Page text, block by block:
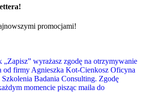
promocjami!
wyrażasz zgodę na otrzymywanie
od firmy Agnieszka Kot-Cienkosz Oficyna
Badania Consulting. Zgodę
momencie pisząc maila do